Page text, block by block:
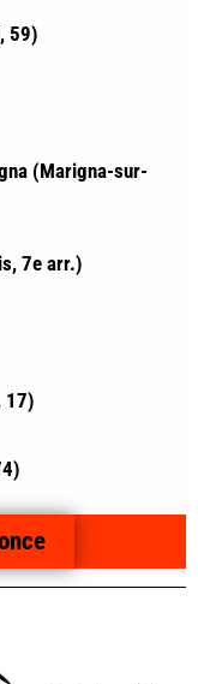
59)
(Marigna-sur-
7e arr.)
17)